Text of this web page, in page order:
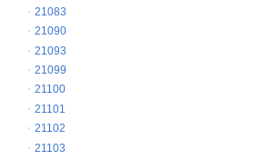
21083
21090
21093
21099
21100
21101
21102
21103